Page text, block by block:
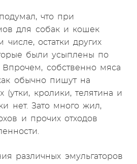
что при
для собак и кошек
числе, остатки других
были усыплены по
собственно мяса
обычно пишут на
(утки, кролики, телятина и
нет. Зато много жил,
и прочих отходов
различных эмульгаторов